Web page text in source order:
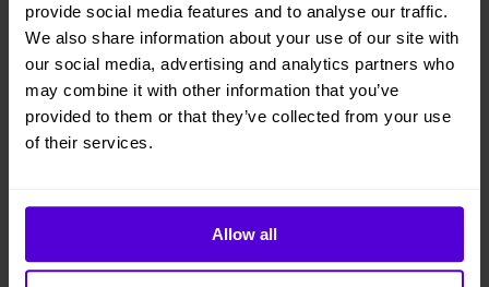
provide social media features and to analyse our traffic.
We also share information about your use of our site with
our social media, advertising and analytics partners who
may combine it with other information that you’ve
provided to them or that they’ve collected from your use
of their services.
Allow all
Helt flexibelt
1 månads
uppsägningstid
Liknande produkter